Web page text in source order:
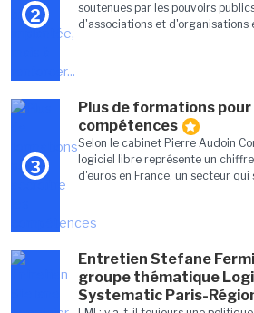
2
soutenues par les pouvoirs
d'associations et d'organisations
3
Plus de formations
compétences
Selon le cabinet Pierre Audoin
logiciel libre représente un
d'euros en France, un secteur qui
Entretien Stefane
groupe thématique
Systematic Paris-